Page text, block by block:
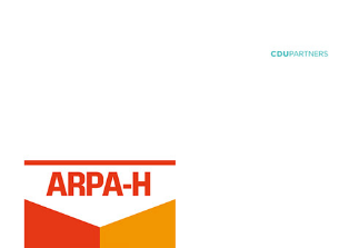
국형 ARPA-H 프로젝트